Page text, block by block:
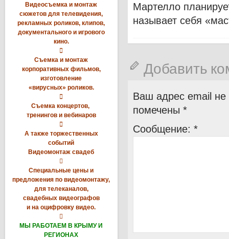
Видеосъемка и монтаж
сюжетов для телевидения,
рекламных роликов, клипов,
документального и игрового
кино.

Съемка и монтаж
корпоративных фильмов,
изготовление
«вирусных» роликов.

Съемка концертов,
тренингов и вебинаров

А также торжественных
событий
Видеомонтаж свадеб

Специальные цены и
предложения по видеомонтажу,
для телеканалов,
свадебных видеографов
и на оцифровку видео.

МЫ РАБОТАЕМ В КРЫМУ И
РЕГИОНАХ
Мартелло
называет себя
Добавить
Ваш адрес email не
помечены *
Сообщение: *